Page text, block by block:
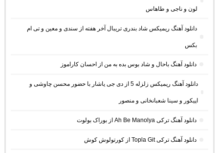
لون و ناجی و طاهاس
دانلود آهنگ ریمیکس شاد بندری تریبال آخر هفته از سندی و معین و تی ام
بکس
دانلود آهنگ باحال و شاد بوس بده به من از احسان کاراموز
دانلود آهنگ ریمیکس زلزله 5 از دی جی یاشار با حضور محسن چاوشی و
اپیکور و سینا شعبانخانی و منصور
دانلود آهنگ ترکی Ah Be Manolya از بوراک بولوت
دانلود آهنگ ترکی Topla Git از کورتولوش کوش